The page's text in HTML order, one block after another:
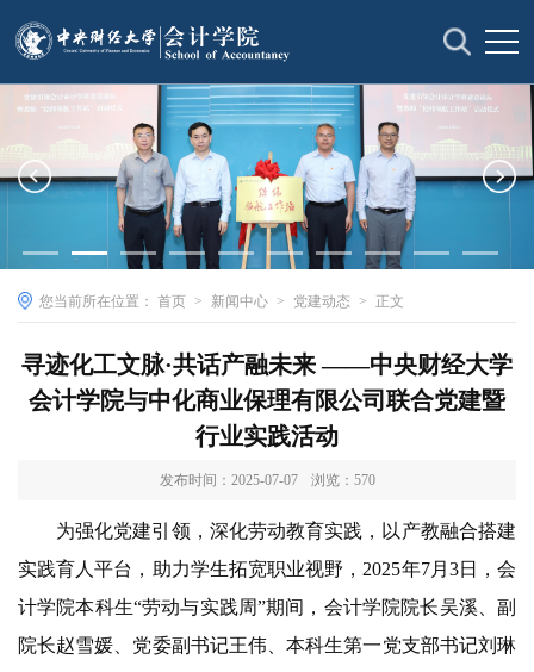
您当前所在位置： 首页 > 新闻中心 > 党建动态 > 正文
寻迹化工文脉·共话产融未来 ——中央财经大学
会计学院与中化商业保理有限公司联合党建暨
行业实践活动
发布时间：2025-07-07 浏览： 570
为强化党建引领，深化劳动教育实践，以产教融合搭建
实践育人平台，助力学生拓宽职业视野，2025年7月3日，会
计学院本科生“劳动与实践周”期间，会计学院院长吴溪、副
院长赵雪媛、党委副书记王伟、本科生第一党支部书记刘琳